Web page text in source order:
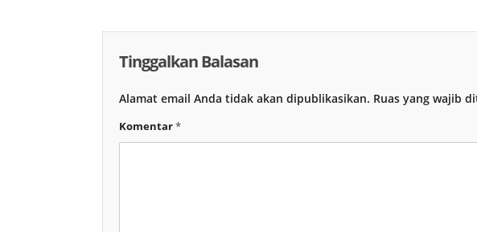
Tinggalkan Balasan
Alamat email Anda tidak akan dipublikasikan. Ruas yang wajib
Komentar*